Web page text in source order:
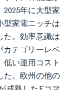
年に大型家
型家電ニッチは
た。効率意識は
カテゴリーレベ
い運用コスト
た。欧州の他の